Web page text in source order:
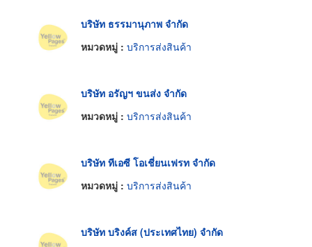
บริษัท ธรรมานุภาพ จำกัด
หมวดหมู่ : บริการส่งสินค้า
บริษัท อรัญฯ ขนส่ง จำกัด
หมวดหมู่ : บริการส่งสินค้า
บริษัท ทีเอซี โอเชี่ยนเฟรท จำกัด
หมวดหมู่ : บริการส่งสินค้า
บริษัท บริงค์ส (ประเทศไทย) จำกัด